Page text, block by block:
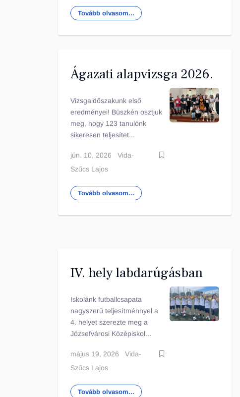
Tovább olvasom...
Ágazati alapvizsga 2026.
Vizsgaidőszakunk első
eredményei! Büszkén osztjuk
meg, hogy 123 tanulónk
sikeresen teljesítet...
jún. 10, 2026
Vida-
Szűcs Lajos
Tovább olvasom...
IV. hely labdarúgásban
Iskolánk futballcsapata
nagyszerű teljesítménnyel a
4. helyet szerezte meg a
Józsefvárosi Középiskol...
május 19, 2026
Vida-
Szűcs Lajos
Tovább olvasom...